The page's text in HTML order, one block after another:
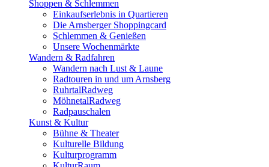
Shoppen & Schlemmen
Einkaufserlebnis in Quartieren
Die Arnsberger Shoppingcard
Schlemmen & Genießen
Unsere Wochenmärkte
Wandern & Radfahren
Wandern nach Lust & Laune
Radtouren in und um Arnsberg
RuhrtalRadweg
MöhnetalRadweg
Radpauschalen
Kunst & Kultur
Bühne & Theater
Kulturelle Bildung
Kulturprogramm